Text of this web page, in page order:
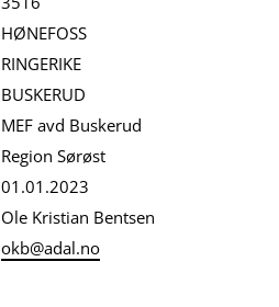
HØNEFOSS
RINGERIKE
BUSKERUD
MEF avd Buskerud
Region Sørøst
01.01.2023
Ole Kristian Bentsen
okb@adal.no